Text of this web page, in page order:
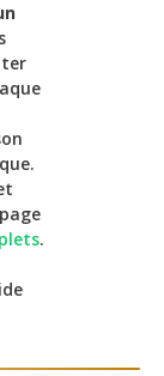
.